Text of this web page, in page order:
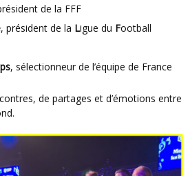
de la FFF
, président de la Ligue du Football
, sélectionneur de l’équipe de France